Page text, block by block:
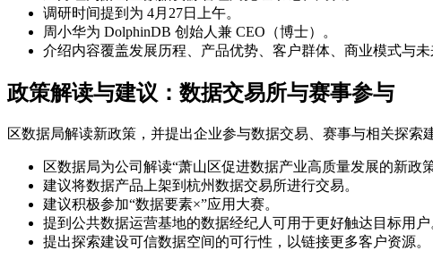
调研时间提到为 4月27日上午。
周小华为 DolphinDB 创始人兼 CEO（博士）。
介绍内容覆盖发展历程、产品优势、客户群体、商业模式与未
政策解读与建议：数据交易所与赛事参与
区数据局解读新政策，并提出企业参与数据交易、赛事与相关探索
区数据局为公司解读“萧山区促进数据产业高质量发展的新政策
建议将数据产品上架到杭州数据交易所进行交易。
建议积极参加“数据要素×”应用大赛。
提到公共数据运营基地的数据经纪人可用于更好触达目标用户
提出探索建设可信数据空间的可行性，以链接更多客户资源。